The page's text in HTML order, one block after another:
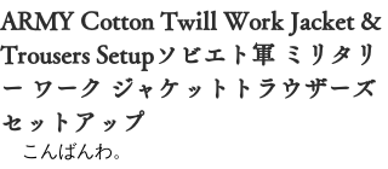
ARMY Cotton Twill Work Jacket &
Trousers Setupソビエト軍 ミリタリ
ー ワーク ジャケットトラウザーズ
セットアップ
こんばんわ。